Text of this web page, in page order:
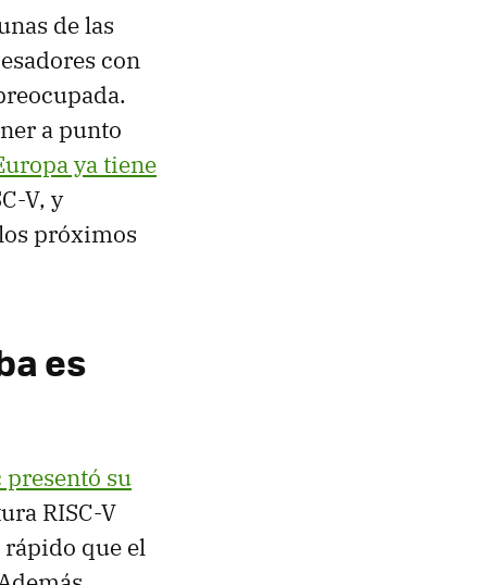
de las
con
a punto
ya tiene
V, y
próximos
es
presentó su
RISC-V
que el